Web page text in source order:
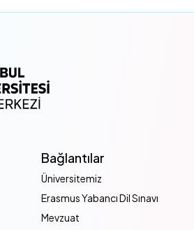
Bağlantılar
Üniversitemiz
Erasmus Yabancı Dil Sınavı
Mevzuat